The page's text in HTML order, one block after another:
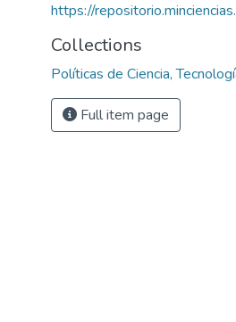
https://
Collections
Políticas de Ciencia,
Full item page